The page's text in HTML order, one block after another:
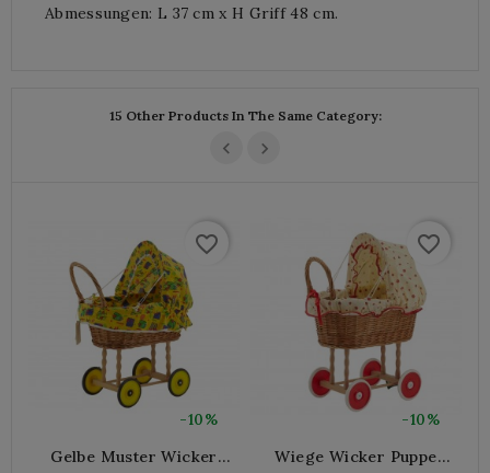
Abmessungen: L 37 cm x H Griff 48 cm.
15 Other Products In The Same Category:
-10%
favorite_border
Gelbe Muster Wicker
-10%
favorite_border
Wiege Wicker Puppe